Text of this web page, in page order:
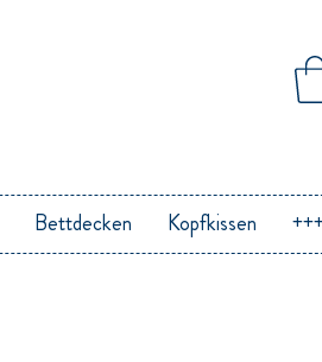
Bettdecken Kopfkissen